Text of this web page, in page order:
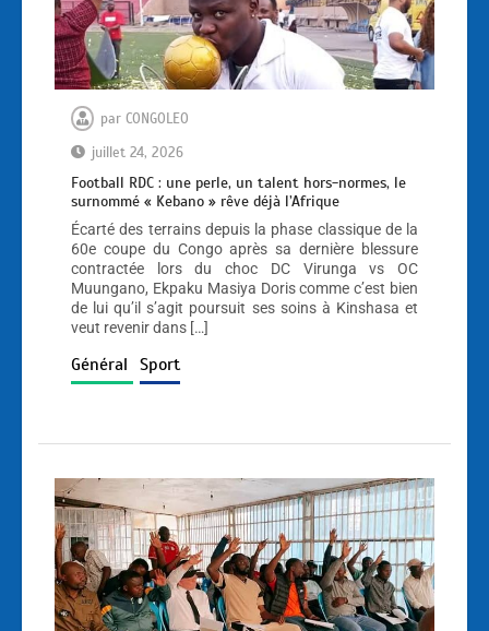
par CONGOLEO
juillet 24, 2026
Football RDC : une perle, un talent hors-normes, le
surnommé « Kebano » rêve déjà l’Afrique
Écarté des terrains depuis la phase classique de la
60e coupe du Congo après sa dernière blessure
contractée lors du choc DC Virunga vs OC
Muungano, Ekpaku Masiya Doris comme c’est bien
de lui qu’il s’agit poursuit ses soins à Kinshasa et
veut revenir dans […]
Général Sport